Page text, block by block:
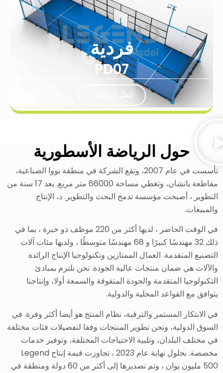
فردية
PD07
انظر المحكمة
حول الرياضة الأسطورية
تأسست في عام 2007، وتقع الشركة في منطقة بووا الصناعية،
مقاطعة يانشان، وتغطي مساحة 66000 متر مربع. بعد 17 سنة من
التطوير ، أصبحت مؤسسة تدمج البحث والتطوير. د، الإنتاج
والمبيعات.
في الوقت الحاضر ، لديها أكثر من 220 موظف ذو خبرة ، بما في
ذلك 32 مهندسًا كبيرًا و 68 مهندسًا متوسطًا ، ولديها مئات آلات
التصنيع المتقدمة. العمال الممتازين وتكنولوجيا الإنتاج الرائدة
والآلات هي ضمان منتجات عالية الجودة. نحن نلتزم بمبادئ
التكنولوجيا المتقدمة والجودة المتفوقة والسمعة أولا، وإنتاجنا
يتوافق مع القواعد المحلية والدولية.
في الابتكار المستمر والترقية، نظام المنتج هو أيضا أكثر وفرة. في
السوق الدولية، ونحن تطوير المنتجات وفقا لتفضيلات فئات مختلفة
في مختلف البلدان، وتلبية الاحتياجات المختلفة، وتوفير خدمات
مخصصة. بحلول نهاية عام 2023 ، تجاوزت قيمة إنتاج Legend
500 مليون يوان ، وتم تصديرها إلى أكثر من 60 دولة ومنطقة في